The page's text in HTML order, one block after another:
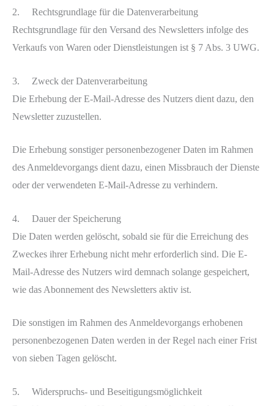
2. Rechtsgrundlage für die Datenverarbeitung
Rechtsgrundlage für den Versand des Newsletters infolge des
Verkaufs von Waren oder Dienstleistungen ist § 7 Abs. 3 UWG.
3. Zweck der Datenverarbeitung
Die Erhebung der E-Mail-Adresse des Nutzers dient dazu, den
Newsletter zuzustellen.
Die Erhebung sonstiger personenbezogener Daten im Rahmen
des Anmeldevorgangs dient dazu, einen Missbrauch der Dienste
oder der verwendeten E-Mail-Adresse zu verhindern.
4. Dauer der Speicherung
Die Daten werden gelöscht, sobald sie für die Erreichung des
Zweckes ihrer Erhebung nicht mehr erforderlich sind. Die E-
Mail-Adresse des Nutzers wird demnach solange gespeichert,
wie das Abonnement des Newsletters aktiv ist.
Die sonstigen im Rahmen des Anmeldevorgangs erhobenen
personenbezogenen Daten werden in der Regel nach einer Frist
von sieben Tagen gelöscht.
5. Widerspruchs- und Beseitigungsmöglichkeit